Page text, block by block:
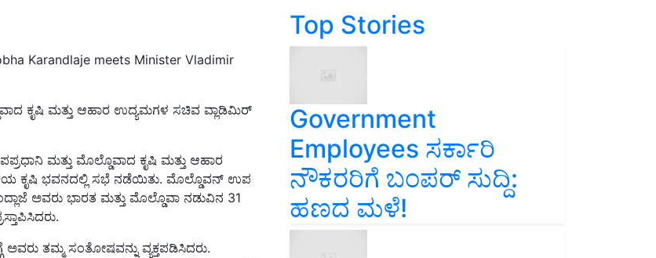
Karandlaje meets Minister Vladimir
ಕೃಷಿ ಮತ್ತು ಆಹಾರ ಉದ್ಯಮಗಳ ಸಚಿವ ವ್ಲಾಡಿಮಿರ್
ಮತ್ತು ಮೊಲ್ಡೊವಾದ ಕೃಷಿ ಮತ್ತು ಆಹಾರ
ಕೃಷಿ ಭವನದಲ್ಲಿ ಸಭೆ ನಡೆಯಿತು. ಮೊಲ್ಡೊವನ್ ಉಪ
ಅವರು ಭಾರತ ಮತ್ತು ಮೊಲ್ಡೊವಾ ನಡುವಿನ 31
ತಮ್ಮ ಸಂತೋಷವನ್ನು ವ್ಯಕ್ತಪಡಿಸಿದರು.
Top Stories
Government
Employees ಸರ್ಕಾರಿ
ನೌಕರರಿಗೆ ಬಂಪರ್‌ ಸುದ್ದಿ:
ಹಣದ ಮಳೆ!